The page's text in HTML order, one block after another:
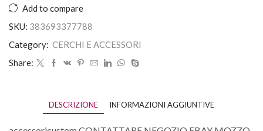
Add to compare
SKU: 383693377788
Category: CERCHI E ACCESSORI
Share:
DESCRIZIONE INFORMAZIONI AGGIUNTIVE